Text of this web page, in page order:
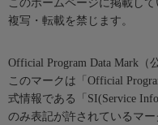
このホームページに掲載し
複写・転載を禁じます。
Official Program Data Mark（
このマークは「Official
式情報である「SI(Service
のみ表記が許されているマー